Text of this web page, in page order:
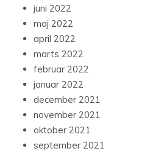
juni 2022
maj 2022
april 2022
marts 2022
februar 2022
januar 2022
december 2021
november 2021
oktober 2021
september 2021